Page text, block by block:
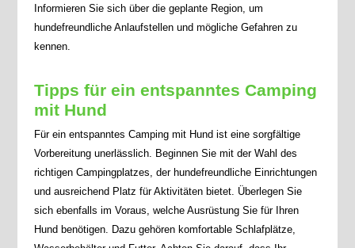
Informieren Sie sich über die geplante Region, um
hundefreundliche Anlaufstellen und mögliche Gefahren zu
kennen.
Tipps für ein entspanntes Camping
mit Hund
Für ein entspanntes Camping mit Hund ist eine sorgfältige
Vorbereitung unerlässlich. Beginnen Sie mit der Wahl des
richtigen Campingplatzes, der hundefreundliche Einrichtungen
und ausreichend Platz für Aktivitäten bietet. Überlegen Sie
sich ebenfalls im Voraus, welche Ausrüstung Sie für Ihren
Hund benötigen. Dazu gehören komfortable Schlafplätze,